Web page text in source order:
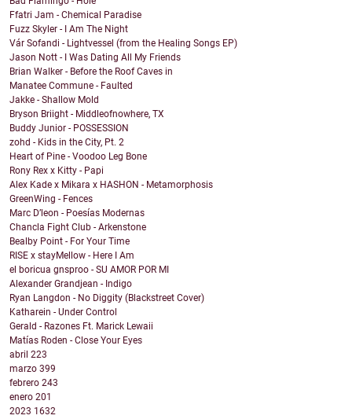
Ffatri Jam - Chemical Paradise
Fuzz Skyler - I Am The Night
Vár Sofandi - Lightvessel (from the Healing Songs EP)
Jason Nott - I Was Dating All My Friends
Brian Walker - Before the Roof Caves in
Manatee Commune - Faulted
Jakke - Shallow Mold
Bryson Briight - Middleofnowhere, TX
Buddy Junior - POSSESSION
zohd - Kids in the City, Pt. 2
Heart of Pine - Voodoo Leg Bone
Rony Rex x Kitty - Papi
Alex Kade x Mikara x HASHON - Metamorphosis
GreenWing - Fences
Marc D’leon - Poesías Modernas
Chancla Fight Club - Arkenstone
Bealby Point - For Your Time
RISE x stayMellow - Here I Am
el boricua gnsproo - SU AMOR POR MI
Alexander Grandjean - Indigo
Ryan Langdon - No Diggity (Blackstreet Cover)
Katharein - Under Control
Gerald - Razones Ft. Marick Lewaii
Matías Roden - Close Your Eyes
abril 223
marzo 399
febrero 243
enero 201
2023 1632